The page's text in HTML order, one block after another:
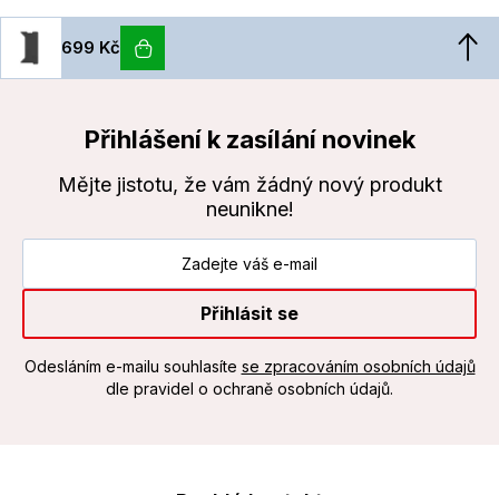
699 Kč
Přihlášení k zasílání novinek
Mějte jistotu, že vám žádný nový produkt
neunikne!
Přihlásit se
Odesláním e-mailu souhlasíte se zpracováním osobních údajů
dle pravidel o ochraně osobních údajů.